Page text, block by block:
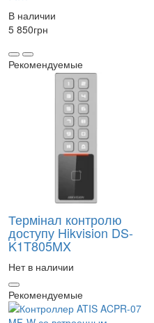
В наличии
5 850грн
Рекомендуемые
Термінал контролю
доступу Hikvision DS-
K1T805MX
Нет в наличии
Рекомендуемые